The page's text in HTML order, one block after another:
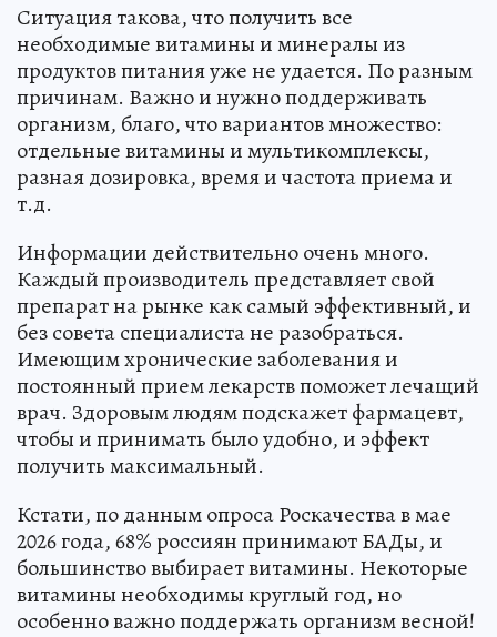
Ситуация такова, что получить все
необходимые витамины и минералы из
продуктов питания уже не удается. По разным
причинам. Важно и нужно поддерживать
организм, благо, что вариантов множество:
отдельные витамины и мультикомплексы,
разная дозировка, время и частота приема и
т.д.
Информации действительно очень много.
Каждый производитель представляет свой
препарат на рынке как самый эффективный, и
без совета специалиста не разобраться.
Имеющим хронические заболевания и
постоянный прием лекарств поможет лечащий
врач. Здоровым людям подскажет фармацевт,
чтобы и принимать было удобно, и эффект
получить максимальный.
Кстати, по данным опроса Роскачества в мае
2026 года, 68% россиян принимают БАДы, и
большинство выбирает витамины. Некоторые
витамины необходимы круглый год, но
особенно важно поддержать организм весной!